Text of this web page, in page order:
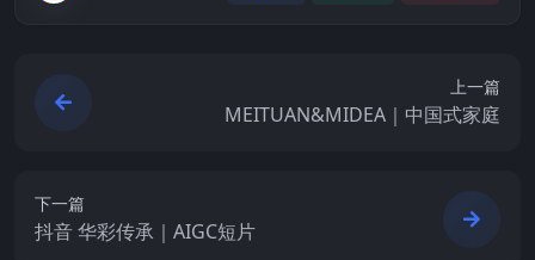
上一篇
MEITUAN&MIDEA｜中国式家庭
下一篇
抖音 华彩传承｜AIGC短片